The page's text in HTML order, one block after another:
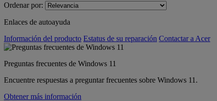
Ordenar por:
Enlaces de autoayuda
Información del producto Estatus de su reparación Contactar a Acer
Preguntas frecuentes de Windows 11
Encuentre respuestas a preguntar frecuentes sobre Windows 11.
Obtener más información